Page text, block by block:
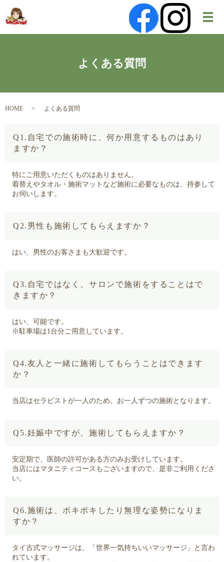
メ
よくある質問
HOME よくある質問
Q1.自宅での施術時に、何か用意するものはあり
ますか？
特にご用意いただくものはありません。
着替えやタオル・施術マットなど施術に必要なものは、持参して
お伺いします。
Q2.男性も施術してもらえますか？
はい、男性のお客さまも大歓迎です。
Q3.自宅ではなく、サロンで施術をすることはで
きますか？
はい、可能です。
※駐車場は1台分ご用意しています。
Q4.友人と一緒に施術してもらうことはできます
か？
当店はセラピストが一人のため、お一人ずつの施術となります。
Q5.妊娠中ですが、施術してもらえますか？
安定期で、医師の許可がある方のみお受けしています。
当店にはマタニティコースもございますので、是非ご利用くださ
い。
Q6.施術は、ボキボキしたり無理な姿勢になりま
すか？
タイ古式マッサージは、「世界一気持ちいいマッサージ」と言わ
れています。